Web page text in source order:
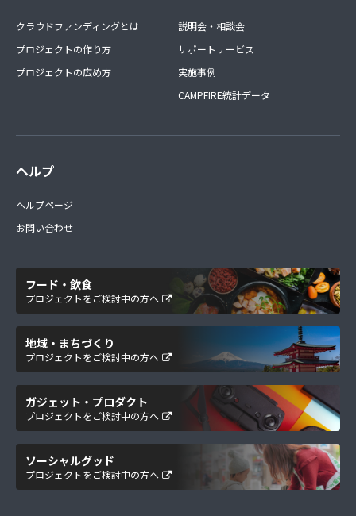
クラウドファンディングとは
プロジェクトの作り方
プロジェクトの広め方
説明会・相談会
サポートサービス
実施事例
CAMPFIRE統計データ
ヘルプ
ヘルプページ
お問い合わせ
フード・飲食
プロジェクトをご検討中の方へ
地域・まちづくり
プロジェクトをご検討中の方へ
ガジェット・プロダクト
プロジェクトをご検討中の方へ
ソーシャルグッド
プロジェクトをご検討中の方へ